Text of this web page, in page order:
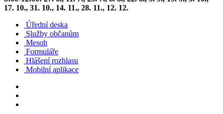
17. 10., 31. 10., 14. 11., 28. 11., 12. 12.
Úřední deska
Služby občanům
Mesoh
Formuláře
Hlášení rozhlasu
Mobilní aplikace